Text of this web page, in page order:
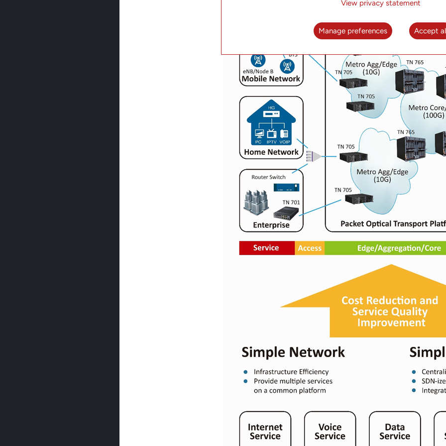
View privacy statement
Manage preferences Accept